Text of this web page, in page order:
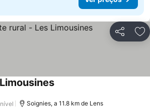
Partilhar
Soignies, a 11.8 km de Lens